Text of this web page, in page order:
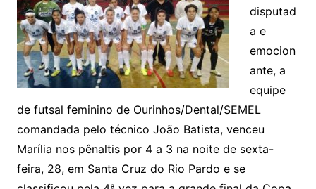
disputad
a e
emocion
ante, a
equipe
de futsal feminino de Ourinhos/Dental/SEMEL
comandada pelo técnico João Batista, venceu
Marília nos pênaltis por 4 a 3 na noite de sexta-
feira, 28, em Santa Cruz do Rio Pardo e se